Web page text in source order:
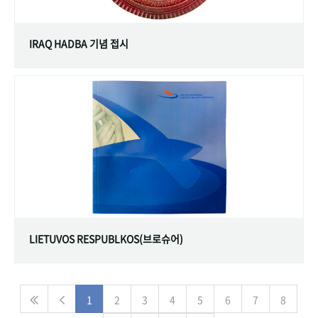
IRAQ HADBA 기념 접시
LIETUVOS RESPUBLKOS(브로슈어)
1 2 3 4 5 6 7 8